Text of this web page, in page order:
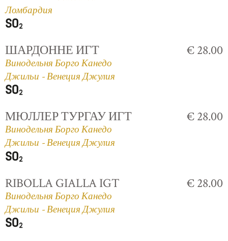
Ломбардия
ШАРДОННЕ ИГТ
Винодельня Борго Канедо
Джильи - Венеция Джулия
€ 28.00
МЮЛЛЕР ТУРГАУ ИГТ
Винодельня Борго Канедо
Джильи - Венеция Джулия
€ 28.00
RIBOLLA GIALLA IGT
Винодельня Борго Канедо
Джильи - Венеция Джулия
€ 28.00